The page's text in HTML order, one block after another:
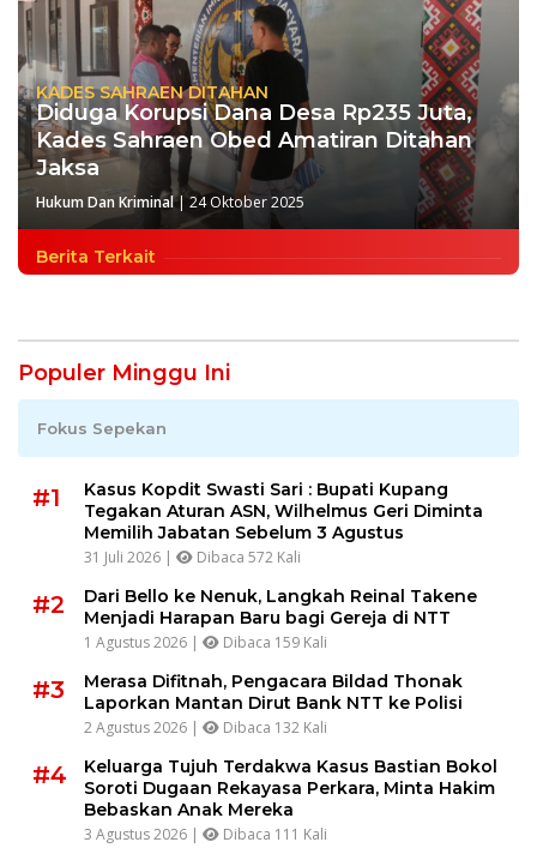
KADES SAHRAEN DITAHAN
Diduga Korupsi Dana Desa Rp235 Juta,
Kades Sahraen Obed Amatiran Ditahan
Jaksa
Hukum Dan Kriminal|24 Oktober 2025
Berita Terkait
Populer Minggu Ini
Fokus Sepekan
#1
Kasus Kopdit Swasti Sari : Bupati Kupang
Tegakan Aturan ASN, Wilhelmus Geri Diminta
Memilih Jabatan Sebelum 3 Agustus
31 Juli 2026 | Dibaca 572 Kali
#2
Dari Bello ke Nenuk, Langkah Reinal Takene
Menjadi Harapan Baru bagi Gereja di NTT
1 Agustus 2026 | Dibaca 159 Kali
#3
Merasa Difitnah, Pengacara Bildad Thonak
Laporkan Mantan Dirut Bank NTT ke Polisi
2 Agustus 2026 | Dibaca 132 Kali
#4
Keluarga Tujuh Terdakwa Kasus Bastian Bokol
Soroti Dugaan Rekayasa Perkara, Minta Hakim
Bebaskan Anak Mereka
3 Agustus 2026 | Dibaca 111 Kali